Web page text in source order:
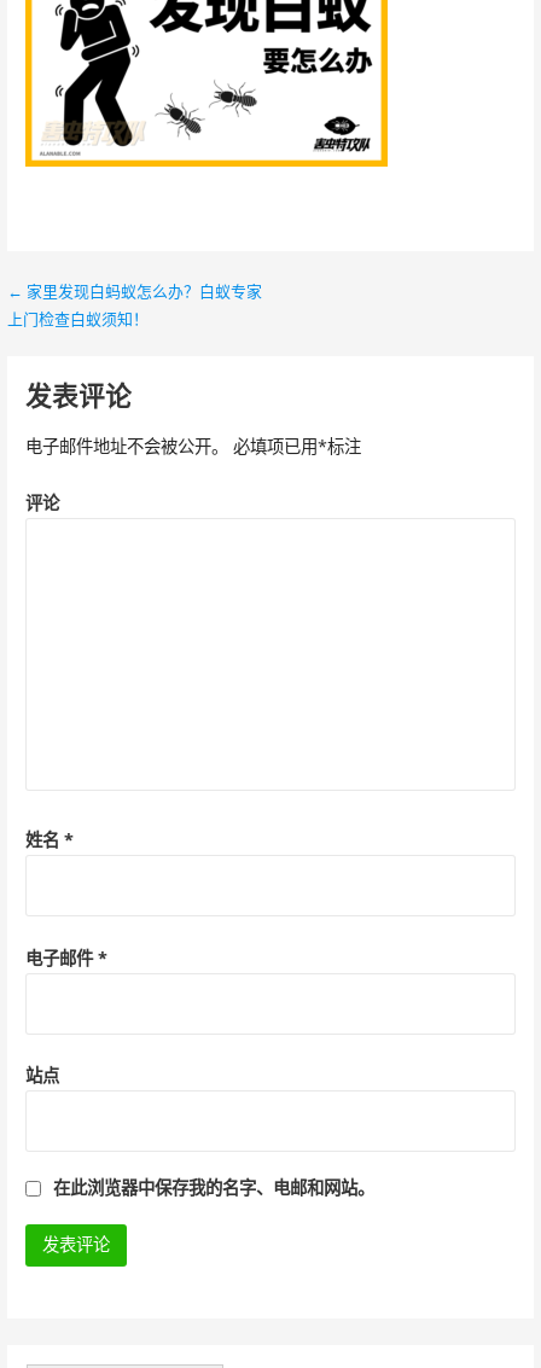
文
导
航
← 家里发现白蚂蚁怎么办？白蚁专家
上门检查白蚁须知！
发表评论
电子邮件地址不会被公开。 必填项已用*标注
评论
姓名 *
电子邮件*
站点
在此浏览器中保存我的名字、电邮和网站。